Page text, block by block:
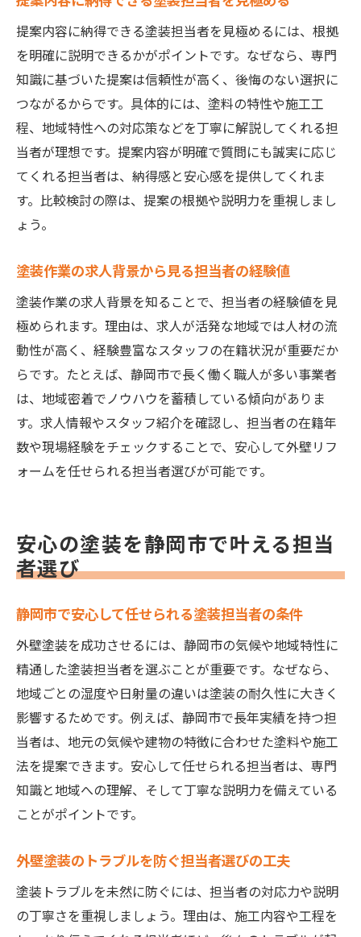
提案内容に納得できる塗装担当者を見極めるには、根拠
を明確に説明できるかがポイントです。なぜなら、専門
知識に基づいた提案は信頼性が高く、後悔のない選択に
つながるからです。具体的には、塗料の特性や施工工
程、地域特性への対応策などを丁寧に解説してくれる担
当者が理想です。提案内容が明確で質問にも誠実に応じ
てくれる担当者は、納得感と安心感を提供してくれま
す。比較検討の際は、提案の根拠や説明力を重視しまし
ょう。
塗装作業の求人背景から見る担当者の経験値
塗装作業の求人背景を知ることで、担当者の経験値を見
極められます。理由は、求人が活発な地域では人材の流
動性が高く、経験豊富なスタッフの在籍状況が重要だか
らです。たとえば、静岡市で長く働く職人が多い事業者
は、地域密着でノウハウを蓄積している傾向がありま
す。求人情報やスタッフ紹介を確認し、担当者の在籍年
数や現場経験をチェックすることで、安心して外壁リフ
ォームを任せられる担当者選びが可能です。
安心の塗装を静岡市で叶える担当
者選び
静岡市で安心して任せられる塗装担当者の条件
外壁塗装を成功させるには、静岡市の気候や地域特性に
精通した塗装担当者を選ぶことが重要です。なぜなら、
地域ごとの湿度や日射量の違いは塗装の耐久性に大きく
影響するためです。例えば、静岡市で長年実績を持つ担
当者は、地元の気候や建物の特徴に合わせた塗料や施工
法を提案できます。安心して任せられる担当者は、専門
知識と地域への理解、そして丁寧な説明力を備えている
ことがポイントです。
外壁塗装のトラブルを防ぐ担当者選びの工夫
塗装トラブルを未然に防ぐには、担当者の対応力や説明
の丁寧さを重視しましょう。理由は、施工内容や工程を